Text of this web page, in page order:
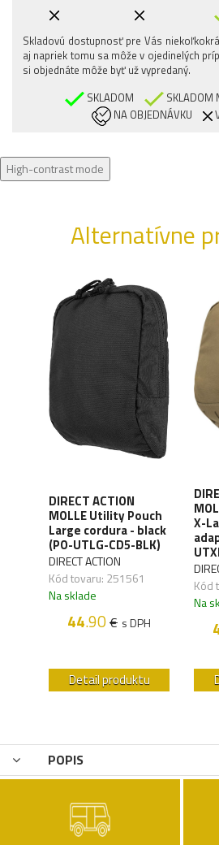
Skladovú dostupnosť pre Vás
aj napriek tomu sa môže v ojedinelých
si objednáte môže byť už vypredaný.
SKLADOM
SKLADOM
NA OBJEDNÁVKU
High-contrast mode
Alternatívne
DIRECT ACTION
MOLLE Utility Pouch
Large cordura - black
(PO-UTLG-CD5-BLK)
DIRECT ACTION
Kód tovaru: 251561
Na sklade
44.90€ s DPH
Detail produktu
X-
Kód
Na
POPIS